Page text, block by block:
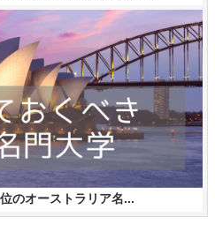
のオーストラリア名...